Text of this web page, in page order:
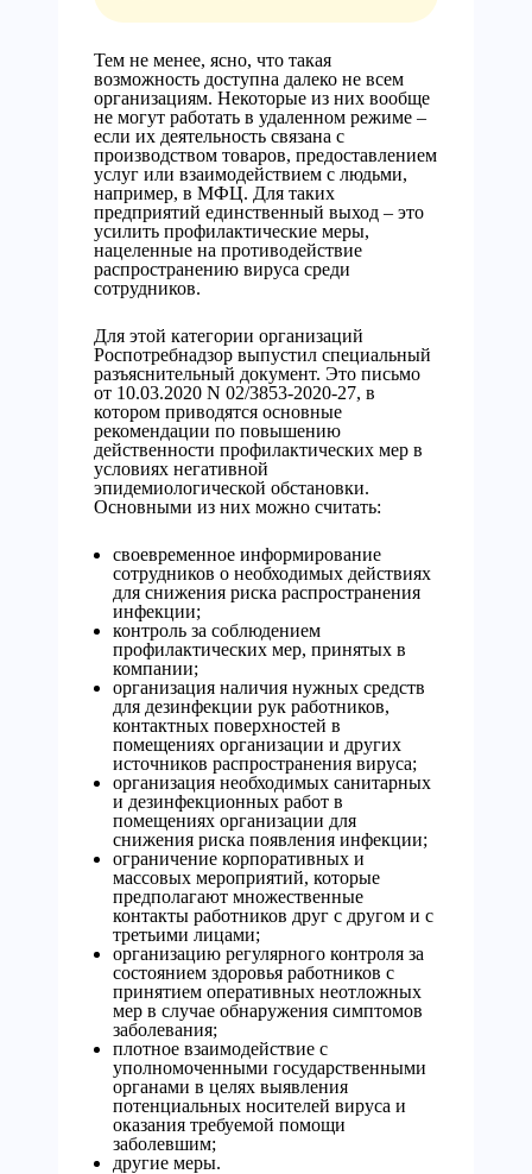
Тем не менее, ясно, что такая
возможность доступна далеко не всем
организациям. Некоторые из них вообще
не могут работать в удаленном режиме –
если их деятельность связана с
производством товаров, предоставлением
услуг или взаимодействием с людьми,
например, в МФЦ. Для таких
предприятий единственный выход – это
усилить профилактические меры,
нацеленные на противодействие
распространению вируса среди
сотрудников.
Для этой категории организаций
Роспотребнадзор выпустил специальный
разъяснительный документ. Это письмо
от 10.03.2020 N 02/3853-2020-27, в
котором приводятся основные
рекомендации по повышению
действенности профилактических мер в
условиях негативной
эпидемиологической обстановки.
Основными из них можно считать:
своевременное информирование
сотрудников о необходимых действиях
для снижения риска распространения
инфекции;
контроль за соблюдением
профилактических мер, принятых в
компании;
организация наличия нужных средств
для дезинфекции рук работников,
контактных поверхностей в
помещениях организации и других
источников распространения вируса;
организация необходимых санитарных
и дезинфекционных работ в
помещениях организации для
снижения риска появления инфекции;
ограничение корпоративных и
массовых мероприятий, которые
предполагают множественные
контакты работников друг с другом и с
третьими лицами;
организацию регулярного контроля за
состоянием здоровья работников с
принятием оперативных неотложных
мер в случае обнаружения симптомов
заболевания;
плотное взаимодействие с
уполномоченными государственными
органами в целях выявления
потенциальных носителей вируса и
оказания требуемой помощи
заболевшим;
другие меры.